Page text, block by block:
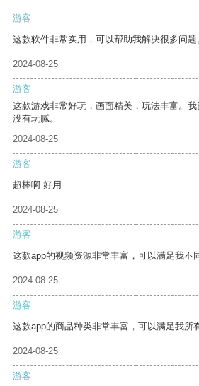
游客
这款软件非常实用，可以帮助我解决很多问题
2024-08-25
游客
这款游戏非常好玩，画面精美，玩法丰富。
没有玩腻。
2024-08-25
游客
超棒啊 好用
2024-08-25
游客
这款app的视频资源非常丰富，可以满足我不
2024-08-25
游客
这款app的商品种类非常丰富，可以满足我所
2024-08-25
游客